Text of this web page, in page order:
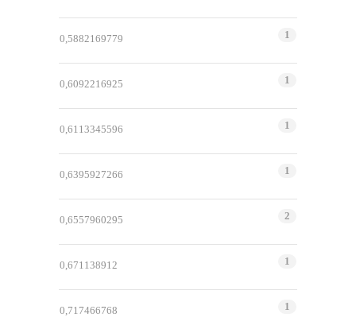
0,5882169779 1
0,6092216925 1
0,6113345596 1
0,6395927266 1
0,6557960295 2
0,671138912 1
0,717466768 1